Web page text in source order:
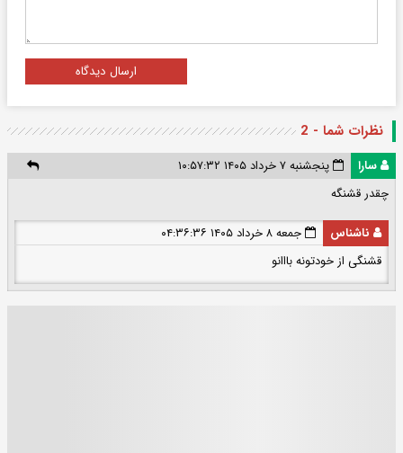
ارسال دیدگاه
نظرات شما - 2
سارا
پنجشنبه ۷ خرداد ۱۴۰۵ ۱۰:۵۷:۳۲
چقدر قشنگه
ناشناس
جمعه ۸ خرداد ۱۴۰۵ ۰۴:۳۶:۳۶
قشنگی از خودتونه بااانو